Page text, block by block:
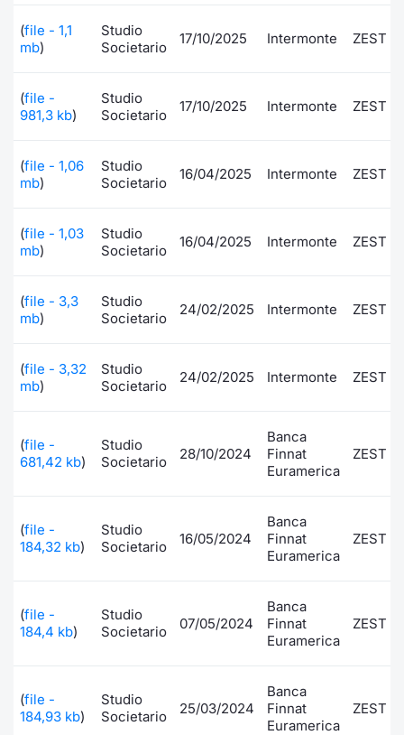
(file - 1,1
mb)
Studio
Societario
17/10/2025 Intermonte ZEST
(file -
981,3 kb)
Studio
Societario
17/10/2025 Intermonte ZEST
(file - 1,06
mb)
Studio
Societario
16/04/2025 Intermonte ZEST
(file - 1,03
mb)
Studio
Societario
16/04/2025 Intermonte ZEST
(file - 3,3
mb)
Studio
Societario
24/02/2025 Intermonte ZEST
(file - 3,32
mb)
Studio
Societario
24/02/2025 Intermonte ZEST
(file -
681,42 kb)
Studio
Societario
28/10/2024
Banca
Finnat
Euramerica
ZEST
(file -
184,32 kb)
Studio
Societario
16/05/2024
Banca
Finnat
Euramerica
ZEST
(file -
184,4 kb)
Studio
Societario
07/05/2024
Banca
Finnat
Euramerica
ZEST
(file -
184,93 kb)
Studio
Societario
25/03/2024
Banca
Finnat
Euramerica
ZEST
Documenti
Calendario Conferenze
IPO e Matricole
MiFID 2
RFQ
Notizie e Formazione